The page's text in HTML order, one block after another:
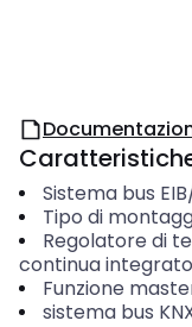
Sistema bus
Tipo di
Regolatore di
continua integrato
Funzione
sistema bus